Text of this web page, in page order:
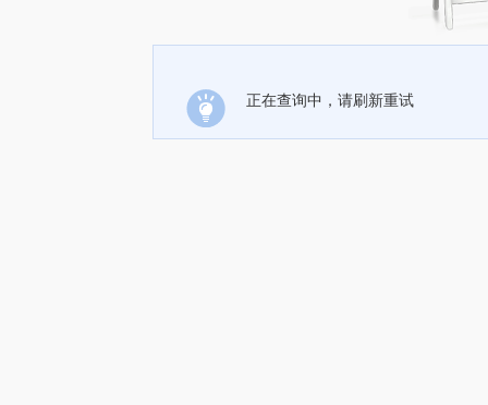
正在查询中，请刷新重试